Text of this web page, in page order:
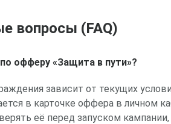
вопросы (FAQ)
офферу «Защита в пути»?
зависит от текущих
в карточке оффера в личном
её перед запуском кампании,